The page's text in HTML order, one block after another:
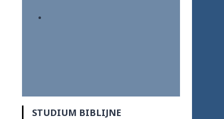
STUDIUM BIBLIJNE